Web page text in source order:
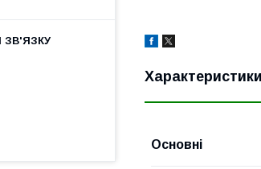
Характеристики
Основні